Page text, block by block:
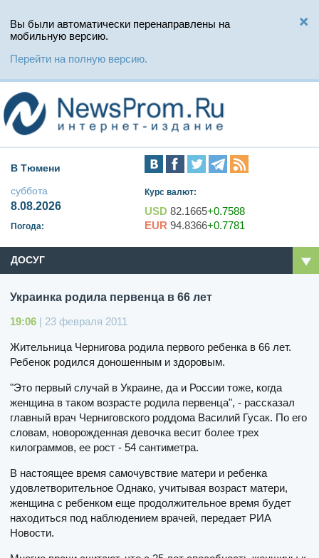
Вы были автоматически перенаправлены на
мобильную версию.
Перейти на полную версию.
В Тюмени
суббота
8.08.2026
Погода:
Курс валют:
USD 82.1665+0.7588
EUR 94.8366+0.7781
ДОСУГ
Украинка родила первенца в 66 лет
19:06 | 23 февраля 2011
Жительница Чернигова родила первого ребенка в 66 лет.
Ребенок родился доношенным и здоровым.
"Это первый случай в Украине, да и России тоже, когда
женщина в таком возрасте родила первенца", - рассказал
главный врач Черниговского роддома Василий Гусак. По его
словам, новорожденная девочка весит более трех
килограммов, ее рост - 54 сантиметра.
В настоящее время самочувствие матери и ребенка
удовлетворительное Однако, учитывая возраст матери,
женщина с ребенком еще продолжительное время будет
находиться под наблюдением врачей, передает РИА
Новости.